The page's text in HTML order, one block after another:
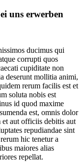
uns erwerben
ducimus qui
corrupti quos
cupiditate non
deserunt mollitia animi,
rerum facilis est et
soluta nobis est
id quod maxime
est, omnis dolor
et aut officiis debitis aut
repudiandae sint
hic tenetur a
maiores alias
repellat.